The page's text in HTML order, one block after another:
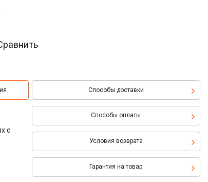
Способы доставки
Способы оплаты
Условия возврата
Гарантия на товар
с